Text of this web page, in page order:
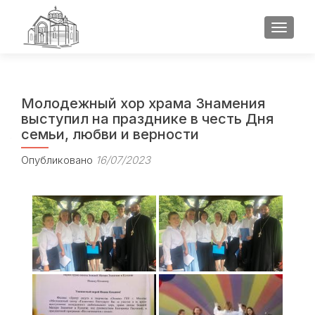
Молодежный хор храма Знамения
выступил на празднике в честь Дня
семьи, любви и верности
Опубликовано 16/07/2023